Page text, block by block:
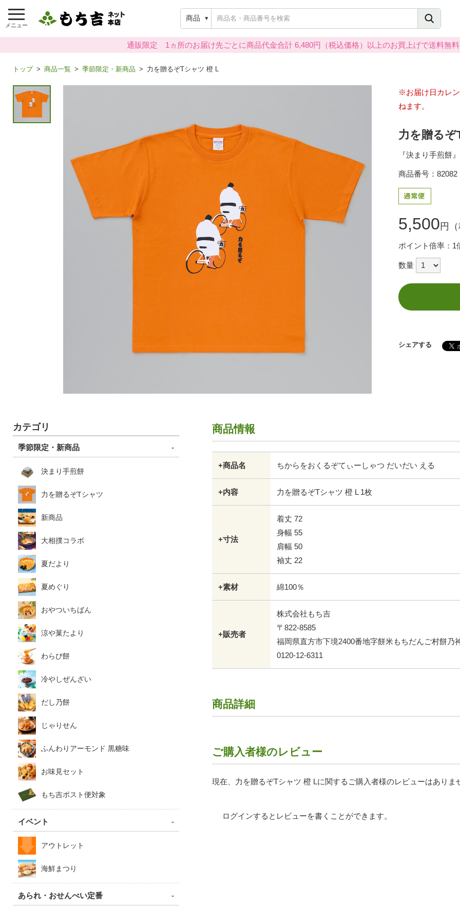
メニュー
商品
通販限定 1ヵ所のお届け先ごとに商品代金合計 6,480円（税込価格）以上のお買上げで送料無
トップ 商品一覧 季節限定・新商品 力を贈るぞTシャツ 橙 L
※お届け日カレ
ねます。
力を贈る
『決まり手煎餅
商品番号：82082
5,500 円
ポイント倍率：1
数量
シェアする
カテゴリ
季節限定・新商品
決まり手煎餅
力を贈るぞTシャツ
新商品
大相撲コラボ
夏だより
夏めぐり
おやついちばん
涼や菓たより
わらび餅
冷やしぜんざい
だし乃餅
じゃりせん
ふんわりアーモンド 黒糖味
お味見セット
もち吉ポスト便対象
イベント
アウトレット
海鮮まつり
あられ・おせんべい定番
商品情報
+商品名 ちからをおくるぞてぃーしゃつ だいだい える
+内容 力を贈るぞTシャツ 橙 L 1枚
+寸法
着丈 72
身幅 55
肩幅 50
袖丈 22
+素材 綿100％
+販売者
株式会社もち吉
〒822-8585
福岡県直方市下境2400番地字餅米もちだんご村餅乃
0120-12-6311
商品詳細
ご購入者様のレビュー
現在、力を贈るぞTシャツ 橙 Lに関するご購入者様のレビューはありま
ログインするとレビューを書くことができます。